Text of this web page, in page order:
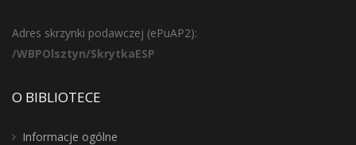
Adres skrzynki podawczej (ePuAP2):
/WBPOlsztyn/SkrytkaESP
O BIBLIOTECE
Informacje ogólne